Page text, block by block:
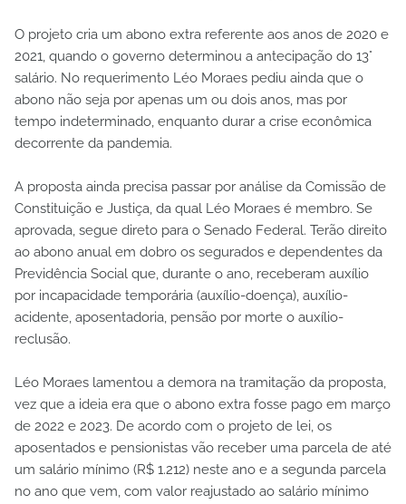
O projeto cria um abono extra referente aos anos de 2020 e
2021, quando o governo determinou a antecipação do 13°
salário. No requerimento Léo Moraes pediu ainda que o
abono não seja por apenas um ou dois anos, mas por
tempo indeterminado, enquanto durar a crise econômica
decorrente da pandemia.
A proposta ainda precisa passar por análise da Comissão de
Constituição e Justiça, da qual Léo Moraes é membro. Se
aprovada, segue direto para o Senado Federal. Terão direito
ao abono anual em dobro os segurados e dependentes da
Previdência Social que, durante o ano, receberam auxílio
por incapacidade temporária (auxílio-doença), auxílio-
acidente, aposentadoria, pensão por morte o auxílio-
reclusão.
Léo Moraes lamentou a demora na tramitação da proposta,
vez que a ideia era que o abono extra fosse pago em março
de 2022 e 2023. De acordo com o projeto de lei, os
aposentados e pensionistas vão receber uma parcela de até
um salário mínimo (R$ 1.212) neste ano e a segunda parcela
no ano que vem, com valor reajustado ao salário mínimo